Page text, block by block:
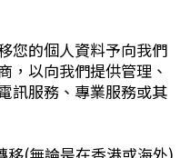
您的個人資料予向我們
，以向我們提供管理、
訊服務、專業服務或其